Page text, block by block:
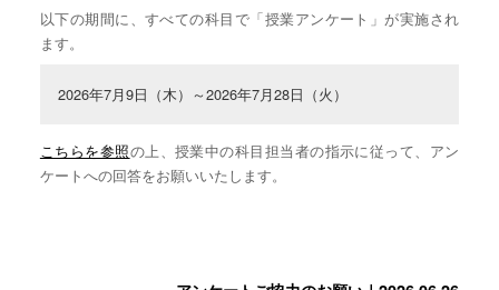
以下の期間に、すべての科目で「授業アンケート」が実施され
ます。
2026年7月9日（木）～2026年7月28日（火）
こちらを参照の上、授業中の科目担当者の指示に従って、アン
ケートへの回答をお願いいたします。